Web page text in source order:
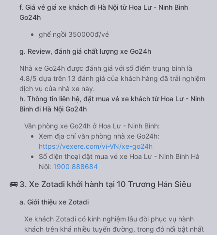
f. Giá vé giá xe khách đi Hà Nội từ Hoa Lư - Ninh Bình
Go24h
ghế ngồi 350000đ/vé
g. Review, đánh giá chất lượng xe Go24h
Nhà xe Go24h được đánh giá với số điểm trung bình là
4.8/5 dựa trên 13 đánh giá của khách hàng đã trải nghiệm
dịch vụ của nhà xe này.
h. Thông tin liên hệ, đặt mua vé xe khách từ Hoa Lư - Ninh
Bình đi Hà Nội Go24h
Văn phòng xe Go24h ở Hoa Lư - Ninh Bình:
Xem địa chỉ văn phòng nhà xe Go24h:
https://vexere.com/vi-VN/xe-go24h
Số điện thoại đặt mua vé xe Hoa Lư - Ninh Bình Hà
Nội: 1900 888684
🚌 3. Xe Zotadi khởi hành tại 10 Trương Hán Siêu
a. Giới thiệu xe Zotadi
Xe khách Zotadi có kinh nghiệm lâu đời phục vụ hành
khách trên khá nhiều tuyến đường, trong đó nổi bật nhất